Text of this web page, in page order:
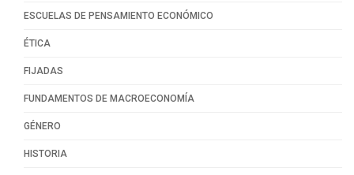
ESCUELAS DE PENSAMIENTO ECONÓMICO
ÉTICA
FIJADAS
FUNDAMENTOS DE MACROECONOMÍA
GÉNERO
HISTORIA